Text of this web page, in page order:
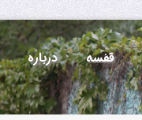
قفسه درباره